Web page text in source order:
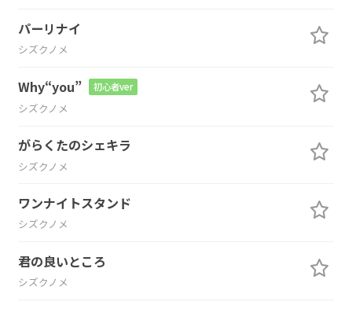
パーリナイ
シズクノメ
Why“you” 初心者ver
シズクノメ
がらくたのシェキラ
シズクノメ
ワンナイトスタンド
シズクノメ
君の良いところ
シズクノメ